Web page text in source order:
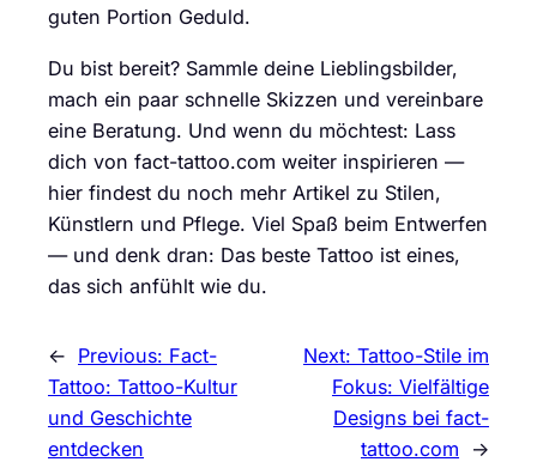
guten Portion Geduld.
Du bist bereit? Sammle deine Lieblingsbilder,
mach ein paar schnelle Skizzen und vereinbare
eine Beratung. Und wenn du möchtest: Lass
dich von fact-tattoo.com weiter inspirieren —
hier findest du noch mehr Artikel zu Stilen,
Künstlern und Pflege. Viel Spaß beim Entwerfen
— und denk dran: Das beste Tattoo ist eines,
das sich anfühlt wie du.
← Previous: Fact-
Tattoo: Tattoo-Kultur
und Geschichte
entdecken
Next: Tattoo-Stile im
Fokus: Vielfältige
Designs bei fact-
tattoo.com
→